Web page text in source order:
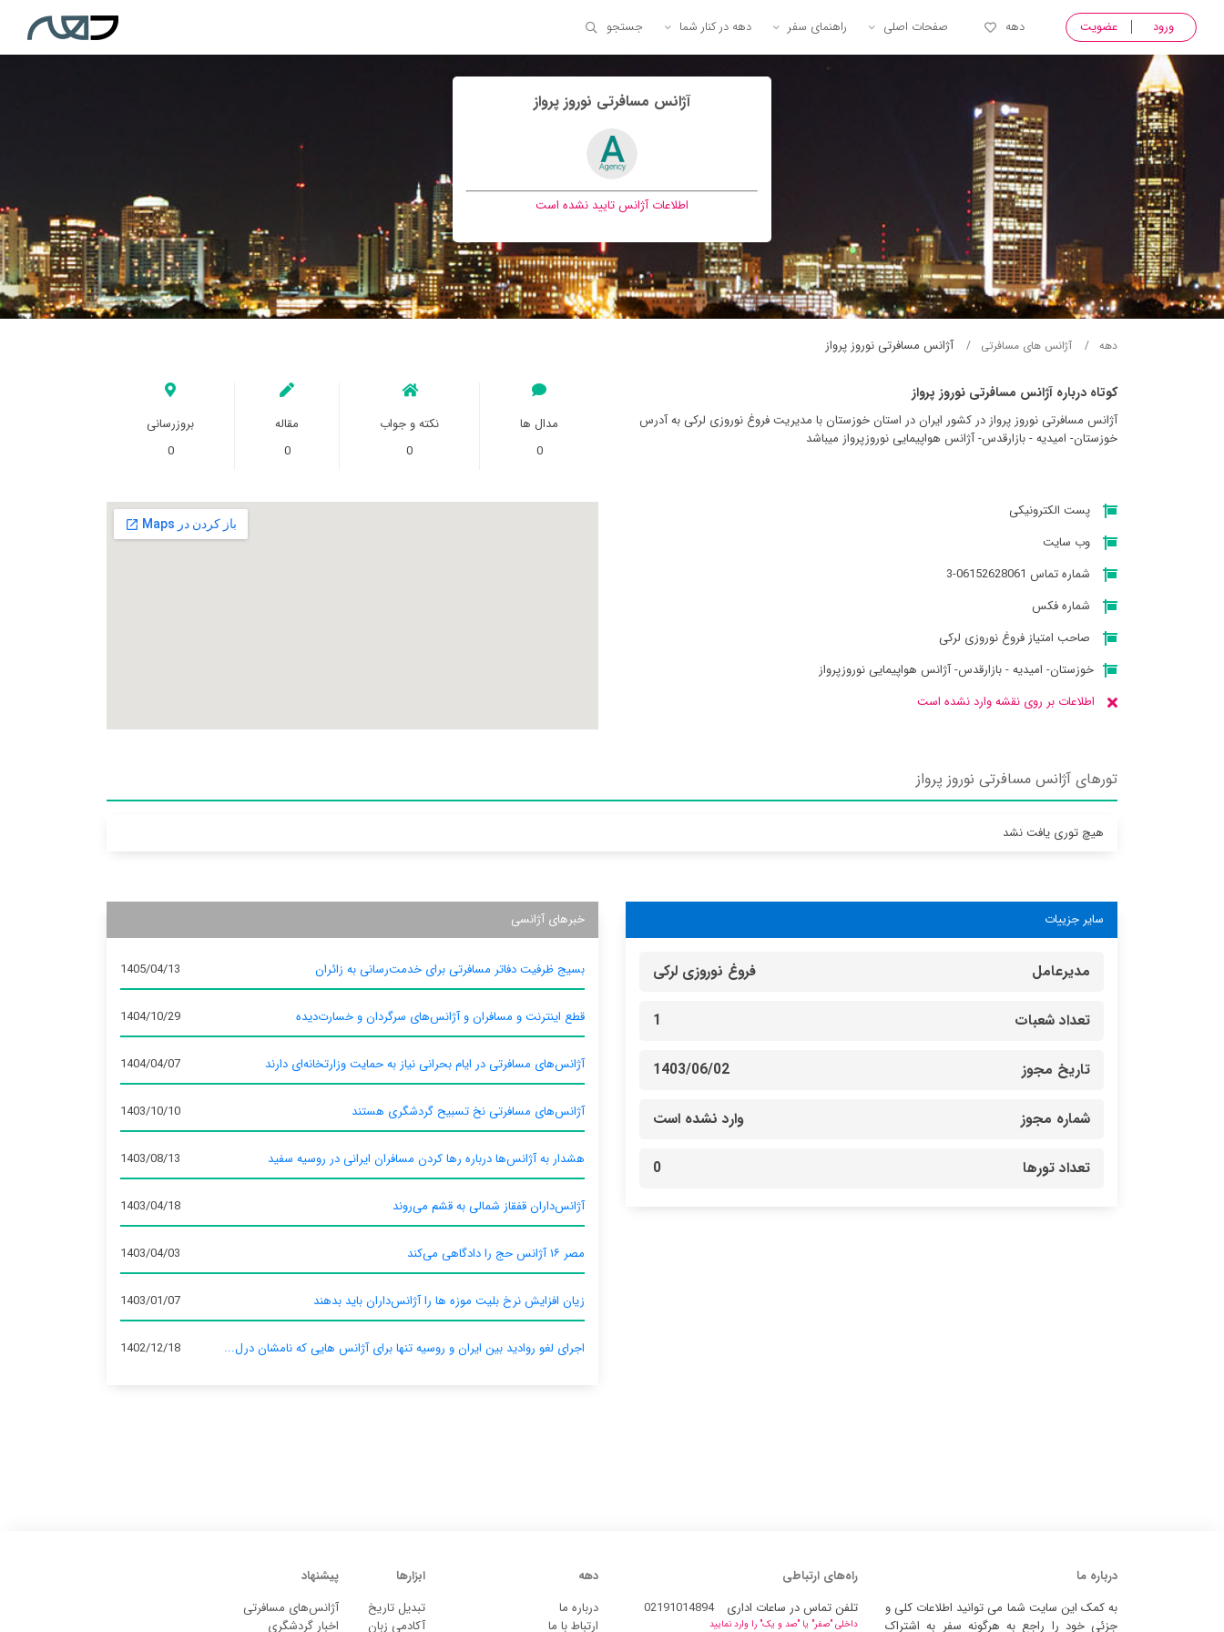
ورود عضویت دهه صفحات اصلی راهنمای سفر دهه در کنار شما جستجو
آژانس مسافرتی نوروز پرواز
اطلاعات آژانس تایید نشده است
دهه آژانس های مسافرتی آژانس مسافرتی نوروز پرواز
کوتاه درباره آژانس مسافرتی نوروز پرواز
آژانس مسافرتی نوروز پرواز در کشور ایران در استان خوزستان با مدیریت فروغ نوروزی لرکی به آدرس
خوزستان- امیدیه - بازارقدس- آژانس هواپیمایی نوروزپرواز میباشد
مدال ها
0
نکته و جواب
0
مقاله
0
بروزرسانی
0
پست الکترونیکی
وب سایت
شماره تماس 06152628061-3
شماره فکس
صاحب امتیاز فروغ نوروزی لرکی
خوزستان- امیدیه - بازارقدس- آژانس هواپیمایی نوروزپرواز
اطلاعات بر روی نقشه وارد نشده است
تورهای آژانس مسافرتی نوروز پرواز
هیچ توری یافت نشد
سایر جزییات
مدیرعامل فروغ نوروزی لرکی
تعداد شعبات 1
تاریخ مجوز 1403/06/02
شماره مجوز وارد نشده است
تعداد تورها 0
خبرهای آژانسی
بسیج ظرفیت دفاتر مسافرتی برای خدمت‌رسانی به زائران 1405/04/13
قطع اینترنت و مسافران و آژانس‌های سرگردان و خسارت‌دیده 1404/10/29
آژانس‌های مسافرتی در ایام بحرانی نیاز به حمایت وزارتخانه‌ای دارند 1404/04/07
آژانس‌های مسافرتی نخ تسبیح گردشگری هستند 1403/10/10
هشدار به آژانس‌ها درباره رها کردن مسافران ایرانی در روسیه سفید 1403/08/13
آژانس‌داران قفقاز شمالی به قشم می‌روند 1403/04/18
مصر ۱۶ آژانس حج را دادگاهی می‌کند 1403/04/03
زیان افزایش نرخ بلیت موزه ها را آژانس‌داران باید بدهند 1403/01/07
اجرای لغو روادید بین ایران و روسیه تنها برای آژانس‌ هایی که نامشان درل... 1402/12/18
درباره ما
به کمک این سایت شما می توانید اطلاعات کلی و
جزئی خود را راجع به هرگونه سفر به اشتراک
راه‌های ارتباطی
تلفن تماس در ساعات اداری
02191014894
داخلی "صفر" یا "صد و یک" را وارد نمایید
دهه
درباره ما
ارتباط با ما
ابزارها
تبدیل تاریخ
آکادمی زبان
پیشنهاد
آژانس‌های مسافرتی
اخبار گردشگری